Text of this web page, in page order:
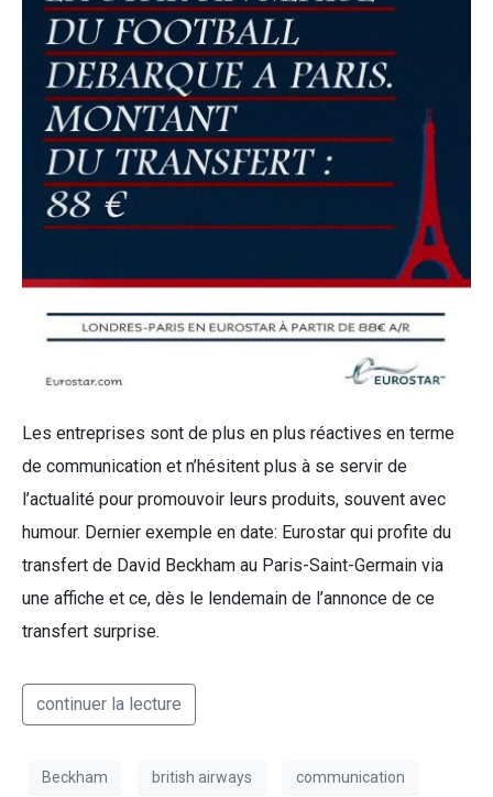
Les entreprises sont de plus en plus réactives en terme
de communication et n’hésitent plus à se servir de
l’actualité pour promouvoir leurs produits, souvent avec
humour. Dernier exemple en date: Eurostar qui profite du
transfert de David Beckham au Paris-Saint-Germain via
une affiche et ce, dès le lendemain de l’annonce de ce
transfert surprise.
continuer la lecture
Beckham british airways communication